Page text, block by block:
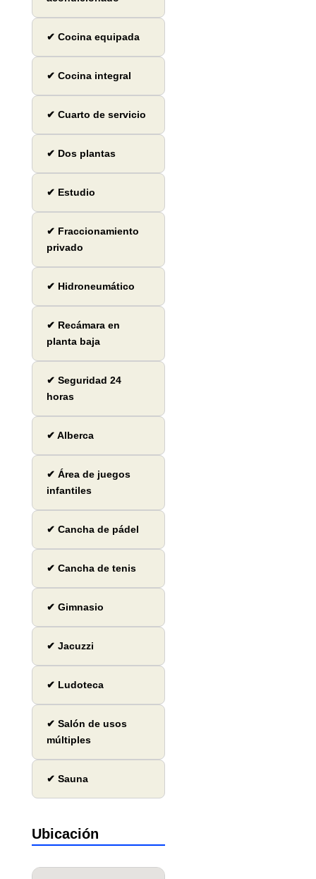
✔ Cocina equipada
✔ Cocina integral
✔ Cuarto de servicio
✔ Dos plantas
✔ Estudio
✔ Fraccionamiento
privado
✔ Hidroneumático
✔ Recámara en
planta baja
✔ Seguridad 24
horas
✔ Alberca
✔ Área de juegos
infantiles
✔ Cancha de pádel
✔ Cancha de tenis
✔ Gimnasio
✔ Jacuzzi
✔ Ludoteca
✔ Salón de usos
múltiples
✔ Sauna
Ubicación